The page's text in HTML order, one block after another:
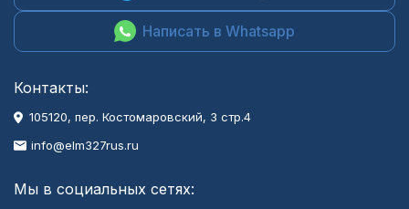
Написать в Whatsapp
Контакты:
105120, пер. Костомаровский, 3 стр.4
info@elm327rus.ru
Мы в социальных сетях: